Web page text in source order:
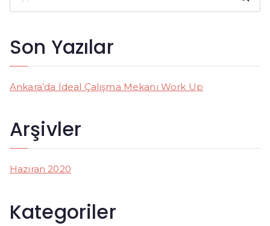
c
:
Son Yazılar
Ankara’da İdeal Çalışma Mekanı Work Up
Arşivler
Haziran 2020
Kategoriler